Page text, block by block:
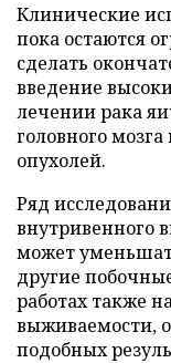
Клинические
пока остаются
сделать
введение
лечении рака
головного
опухолей.
Ряд
внутривенного
может
другие
работах также
выживаемости,
подобных